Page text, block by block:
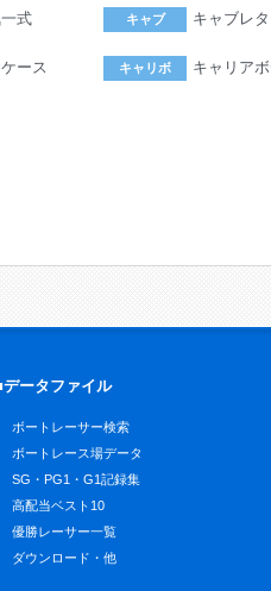
式 キャブ キャブレ
ース キャリボ キャリア
データファイル
ボートレーサー検索
ボートレース場データ
SG・PG1・G1記録集
高配当ベスト10
優勝レーサー一覧
ダウンロード・他